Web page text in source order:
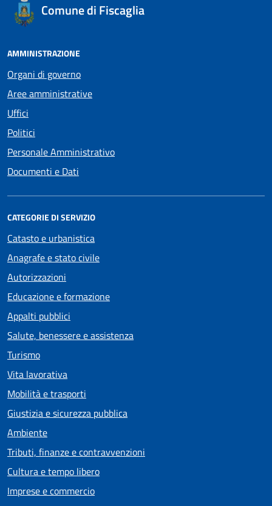
Comune di Fiscaglia
AMMINISTRAZIONE
Organi di governo
Aree amministrative
Uffici
Politici
Personale Amministrativo
Documenti e Dati
CATEGORIE DI SERVIZIO
Catasto e urbanistica
Anagrafe e stato civile
Autorizzazioni
Educazione e formazione
Appalti pubblici
Salute, benessere e assistenza
Turismo
Vita lavorativa
Mobilità e trasporti
Giustizia e sicurezza pubblica
Ambiente
Tributi, finanze e contravvenzioni
Cultura e tempo libero
Imprese e commercio